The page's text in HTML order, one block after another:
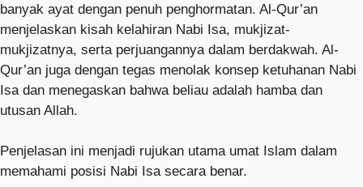
banyak ayat dengan penuh penghormatan. Al-Qur’an
menjelaskan kisah kelahiran Nabi Isa, mukjizat-
mukjizatnya, serta perjuangannya dalam berdakwah. Al-
Qur’an juga dengan tegas menolak konsep ketuhanan Nabi
Isa dan menegaskan bahwa beliau adalah hamba dan
utusan Allah.
Penjelasan ini menjadi rujukan utama umat Islam dalam
memahami posisi Nabi Isa secara benar.